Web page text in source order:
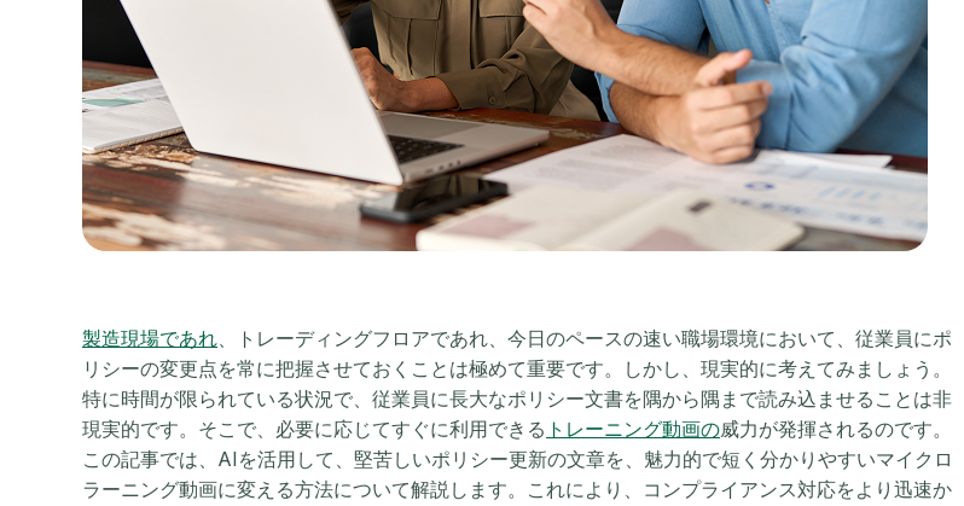
製造現場であれ、トレーディングフロアであれ、今日のペースの速い職場環境において、従業員にポ
リシーの変更点を常に把握させておくことは極めて重要です。しかし、現実的に考えてみましょう。
特に時間が限られている状況で、従業員に長大なポリシー文書を隅から隅まで読み込ませることは非
現実的です。そこで、必要に応じてすぐに利用できる トレーニング動画の威力が発揮されるのです。
この記事では、AIを活用して、堅苦しいポリシー更新の文章を、魅力的で短く分かりやすいマイクロ
ラーニング動画に変える方法について解説します。これにより、コンプライアンス対応をより迅速か